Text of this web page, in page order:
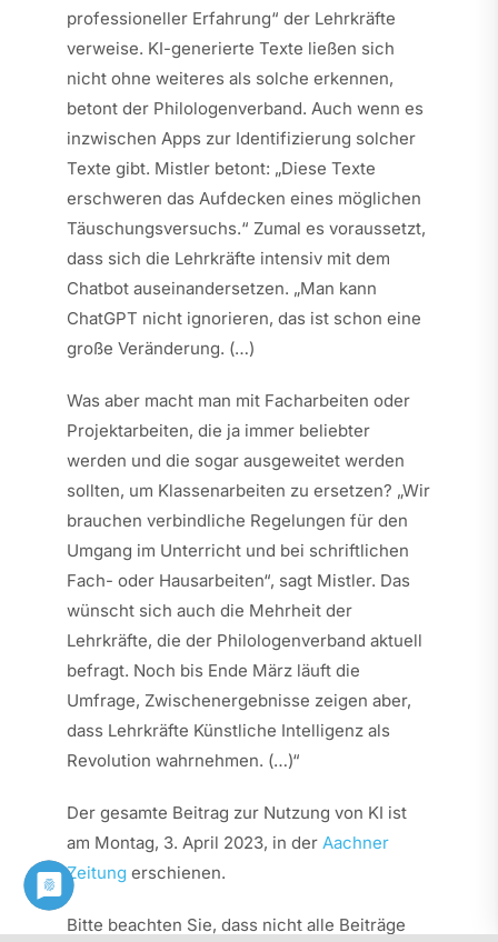
professioneller Erfahrung“ der Lehrkräfte
verweise. KI-generierte Texte ließen sich
nicht ohne weiteres als solche erkennen,
betont der Philologenverband. Auch wenn es
inzwischen Apps zur Identifizierung solcher
Texte gibt. Mistler betont: „Diese Texte
erschweren das Aufdecken eines möglichen
Täuschungsversuchs.“ Zumal es voraussetzt,
dass sich die Lehrkräfte intensiv mit dem
Chatbot auseinandersetzen. „Man kann
ChatGPT nicht ignorieren, das ist schon eine
große Veränderung. (…)
Was aber macht man mit Facharbeiten oder
Projektarbeiten, die ja immer beliebter
werden und die sogar ausgeweitet werden
sollten, um Klassenarbeiten zu ersetzen? „Wir
brauchen verbindliche Regelungen für den
Umgang im Unterricht und bei schriftlichen
Fach- oder Hausarbeiten“, sagt Mistler. Das
wünscht sich auch die Mehrheit der
Lehrkräfte, die der Philologenverband aktuell
befragt. Noch bis Ende März läuft die
Umfrage, Zwischenergebnisse zeigen aber,
dass Lehrkräfte Künstliche Intelligenz als
Revolution wahrnehmen. (…)“
Der gesamte Beitrag zur Nutzung von KI ist
am Montag, 3. April 2023, in der Aachner
Zeitung erschienen.
Bitte beachten Sie, dass nicht alle Beiträge